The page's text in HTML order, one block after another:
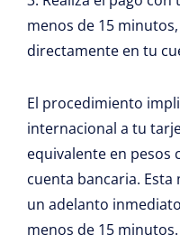
menos de 15
directamente en tu
El procedimiento
internacional a tu
equivalente en pesos
cuenta bancaria.
un adelanto
menos de 15 minutos.